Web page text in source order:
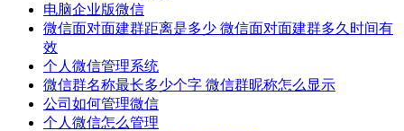
电脑企业版微信
微信面对面建群距离是多少 微信面对面建群多久时间有
效
个人微信管理系统
微信群名称最长多少个字 微信群昵称怎么显示
公司如何管理微信
个人微信怎么管理